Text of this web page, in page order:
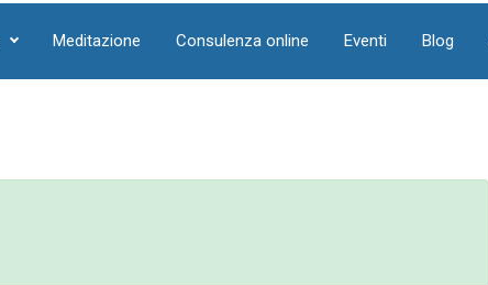
Meditazione Consulenza online Eventi Blog